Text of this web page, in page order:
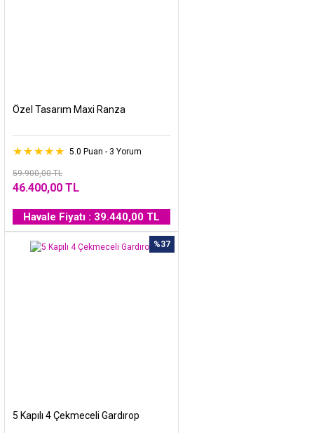
Özel Tasarım Maxi Ranza
5.0 Puan - 3 Yorum
59.900,00 TL
46.400,00 TL
Havale Fiyatı : 39.440,00 TL
%37
5 Kapılı 4 Çekmeceli Gardırop